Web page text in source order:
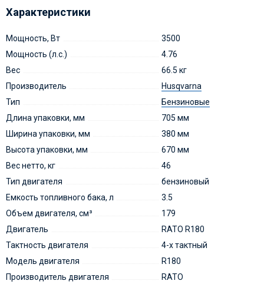
Характеристики
Мощность, Вт
3500
Мощность (л.с.)
4.76
Вес
66.5 кг
Производитель
Husqvarna
Тип
Бензиновые
Длина упаковки, мм
705 мм
Ширина упаковки, мм
380 мм
Высота упаковки, мм
670 мм
Вес нетто, кг
46
Тип двигателя
бензиновый
Емкость топливного бака, л
3.5
Объем двигателя, см³
179
Двигатель
RATO R180
Тактность двигателя
4-х тактный
Модель двигателя
R180
Производитель двигателя
RATO